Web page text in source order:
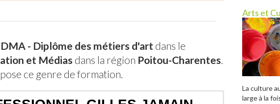
DMA - Diplôme des métiers d'art dans le
et Médias dans la région Poitou-Charentes.
ce genre de formation.
Arts et
La culture
large à la